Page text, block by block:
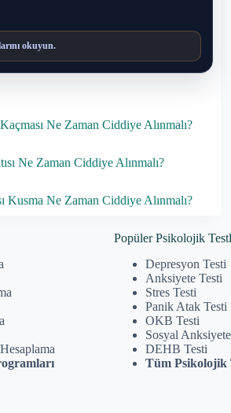
okuyun.
Ne Zaman Ciddiye Alınmalı?
Ne Zaman Ciddiye Alınmalı?
Kusma Ne Zaman Ciddiye Alınmalı?
Popüler Psikolojik
Depresyon Testi
Anksiyete Testi
Stres Testi
Panik Atak Testi
OKB Testi
Sosyal
DEHB Testi
Tüm Psikolojik